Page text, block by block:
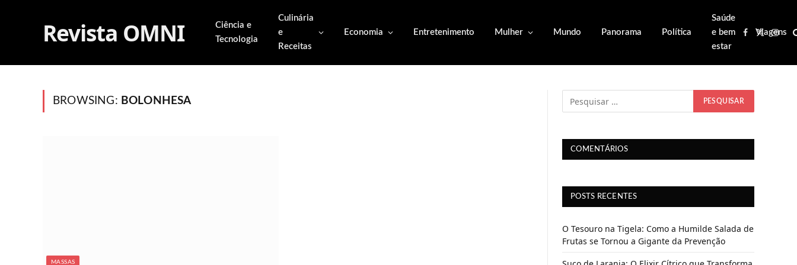
Revista OMNI
Ciência e
Tecnologia
Culinária
e
Receitas
Economia Entretenimento Mulher Mundo Panorama Política
Saúde
e bem
estar
Viagens
Facebook
X
BROWSING: BOLONHESA
MASSAS
COMENTÁRIOS
POSTS RECENTES
O Tesouro na Tigela: Como a Humilde Salada de
Frutas se Tornou a Gigante da Prevenção